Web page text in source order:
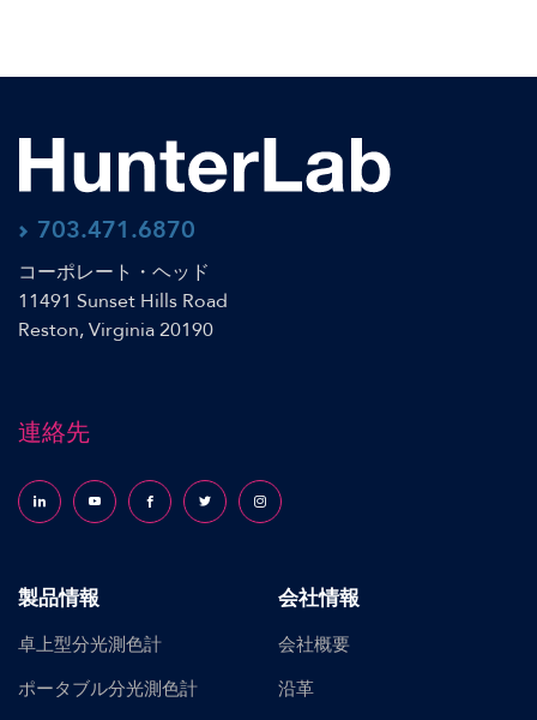
703.471.6870
コーポレート・ヘッド
11491 Sunset Hills Road
Reston, Virginia 20190
連絡先
Follow us on LinkedInFollow us on YouTubeFollow us on Facebook
Follow us on X (formerly Twitter)
Follow us on Instagram
製品情報
卓上型分光測色計
ポータブル分光測色計
会社情報
会社概要
沿革